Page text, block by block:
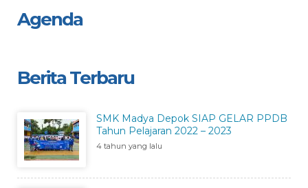
Agenda
Berita Terbaru
SMK Madya Depok SIAP GELAR PPDB
Tahun Pelajaran 2022 – 2023
4 tahun yang lalu